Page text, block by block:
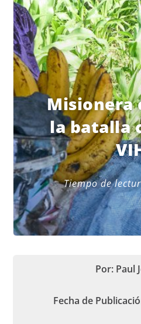
Misionera
la batalla
Tiempo de
Por: Paul
Fecha de